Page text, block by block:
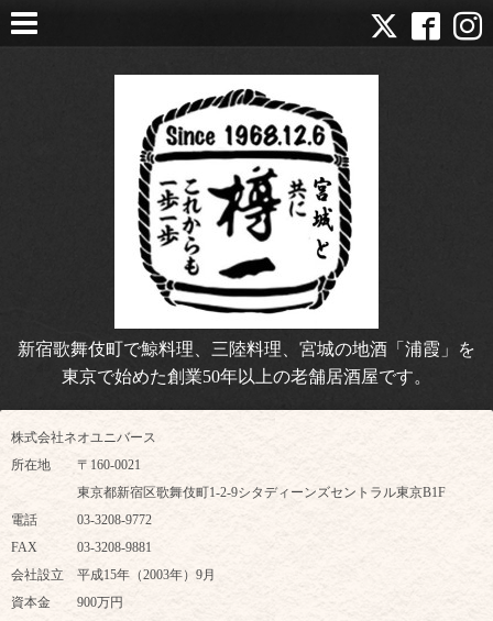
新宿歌舞伎町で鯨料理、三陸料理、宮城の地酒「浦霞」を
東京で始めた創業50年以上の老舗居酒屋です。
株式会社ネオユニバース
所在地 〒160-0021
東京都新宿区歌舞伎町1-2-9シタディーンズセントラル東京B1F
電話 03-3208-9772
FAX 03-3208-9881
会社設立 平成15年（2003年）9月
資本金 900万円